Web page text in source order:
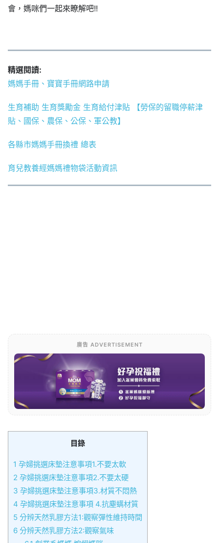
會，媽咪們一起來瞭解吧!!
精選閱讀:
媽媽手冊、寶寶手冊網路申請
生育補助 生育獎勵金 生育給付津貼 【勞保的留職停薪津
貼、國保、農保、公保、軍公教】
各縣市媽媽手冊換禮 總表
育兒教養經媽媽禮物袋活動資訊
廣告 ADVERTISEMENT
目錄
1 孕婦挑選床墊注意事項1.不要太軟
2 孕婦挑選床墊注意事項2.不要太硬
3 孕婦挑選床墊注意事項3.材質不悶熱
4 孕婦挑選床墊注意事項 4.抗塵螨材質
5 分辨天然乳膠方法1:觀察彈性維持時間
6 分辨天然乳膠方法2:觀察氣味